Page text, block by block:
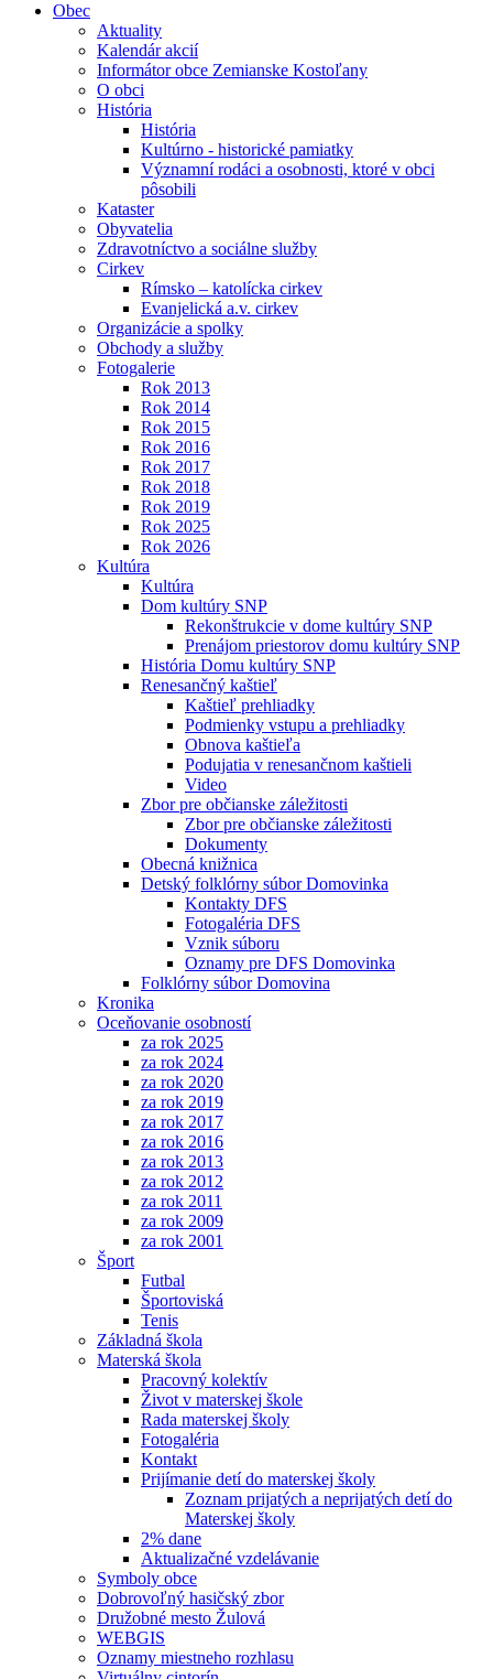
Obec
Aktuality
Kalendár akcií
Informátor obce Zemianske Kostoľany
O obci
História
História
Kultúrno - historické pamiatky
Významní rodáci a osobnosti, ktoré v obci
pôsobili
Kataster
Obyvatelia
Zdravotníctvo a sociálne služby
Cirkev
Rímsko – katolícka cirkev
Evanjelická a.v. cirkev
Organizácie a spolky
Obchody a služby
Fotogalerie
Rok 2013
Rok 2014
Rok 2015
Rok 2016
Rok 2017
Rok 2018
Rok 2019
Rok 2025
Rok 2026
Kultúra
Kultúra
Dom kultúry SNP
Rekonštrukcie v dome kultúry SNP
Prenájom priestorov domu kultúry SNP
História Domu kultúry SNP
Renesančný kaštieľ
Kaštieľ prehliadky
Podmienky vstupu a prehliadky
Obnova kaštieľa
Podujatia v renesančnom kaštieli
Video
Zbor pre občianske záležitosti
Zbor pre občianske záležitosti
Dokumenty
Obecná knižnica
Detský folklórny súbor Domovinka
Kontakty DFS
Fotogaléria DFS
Vznik súboru
Oznamy pre DFS Domovinka
Folklórny súbor Domovina
Kronika
Oceňovanie osobností
za rok 2025
za rok 2024
za rok 2020
za rok 2019
za rok 2017
za rok 2016
za rok 2013
za rok 2012
za rok 2011
za rok 2009
za rok 2001
Šport
Futbal
Športoviská
Tenis
Základná škola
Materská škola
Pracovný kolektív
Život v materskej škole
Rada materskej školy
Fotogaléria
Kontakt
Prijímanie detí do materskej školy
Zoznam prijatých a neprijatých detí do
Materskej školy
2% dane
Aktualizačné vzdelávanie
Symboly obce
Dobrovoľný hasičský zbor
Družobné mesto Žulová
WEBGIS
Oznamy miestneho rozhlasu